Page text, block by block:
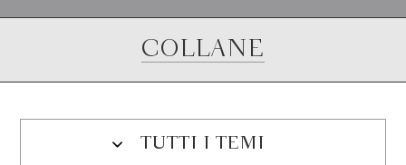
COLLANE
TUTTI I TEMI